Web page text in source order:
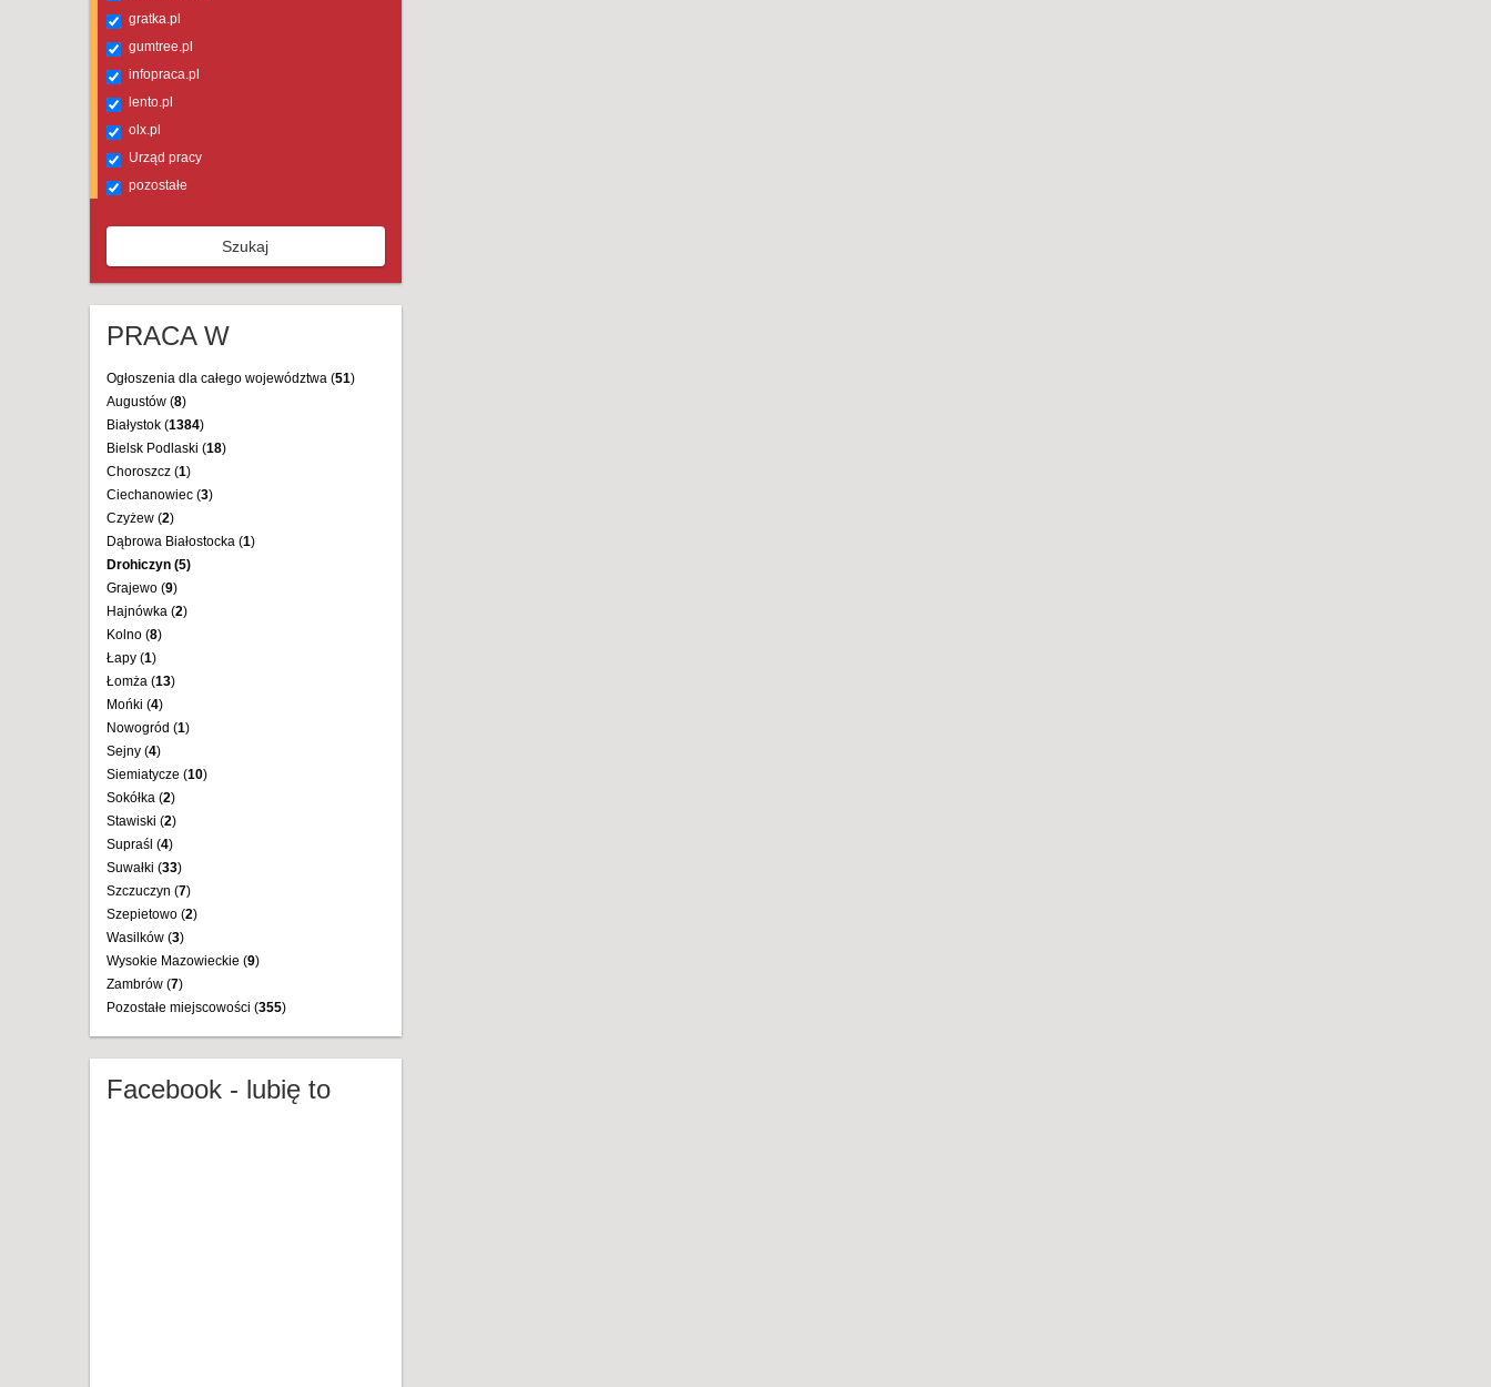
gratka.pl
gumtree.pl
infopraca.pl
lento.pl
olx.pl
Urząd pracy
pozostałe
Szukaj
PRACA W
Ogłoszenia dla całego województwa (51)
Augustów (8)
Białystok (1384)
Bielsk Podlaski (18)
Choroszcz (1)
Ciechanowiec (3)
Czyżew (2)
Dąbrowa Białostocka (1)
Drohiczyn (5)
Grajewo (9)
Hajnówka (2)
Kolno (8)
Łapy (1)
Łomża (13)
Mońki (4)
Nowogród (1)
Sejny (4)
Siemiatycze (10)
Sokółka (2)
Stawiski (2)
Supraśl (4)
Suwałki (33)
Szczuczyn (7)
Szepietowo (2)
Wasilków (3)
Wysokie Mazowieckie (9)
Zambrów (7)
Pozostałe miejscowości (355)
Facebook - lubię to